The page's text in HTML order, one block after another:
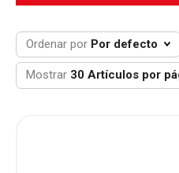
Ordenar por Por defecto
Mostrar 30 Artículos por